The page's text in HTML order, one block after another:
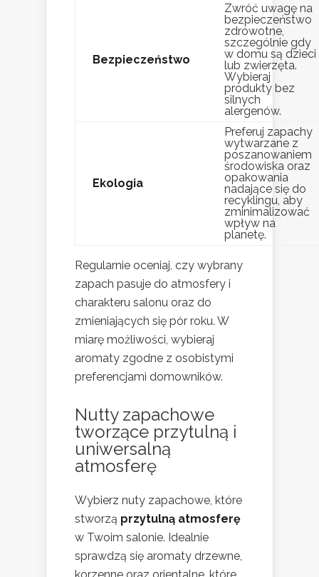
Bezpieczeństwo
Zwróć uwagę na
bezpieczeństwo
zdrowotne,
szczególnie gdy
w domu są dzieci
lub zwierzęta.
Wybieraj
produkty bez
silnych
alergenów.
Ekologia
Preferuj zapachy
wytwarzane z
poszanowaniem
środowiska oraz
opakowania
nadające się do
recyklingu, aby
zminimalizować
wpływ na
planetę.
Regularnie oceniaj, czy wybrany
zapach pasuje do atmosfery i
charakteru salonu oraz do
zmieniających się pór roku. W
miarę możliwości, wybieraj
aromaty zgodne z osobistymi
preferencjami domowników.
Nutty zapachowe
tworzące przytulną i
uniwersalną
atmosferę
Wybierz nuty zapachowe, które
stworzą przytulną atmosferę
w Twoim salonie. Idealnie
sprawdzą się aromaty drzewne,